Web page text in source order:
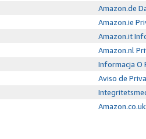
Amazon.de
Amazon.ie
Amazon.it
Amazon.nl
Informacja O
Aviso de